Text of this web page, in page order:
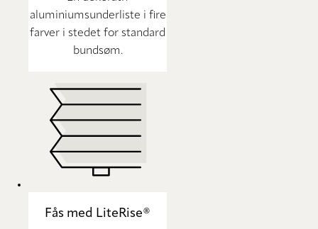
aluminiumsunderliste i fire
farver i stedet for standard
bundsøm.
Fås med LiteRise®